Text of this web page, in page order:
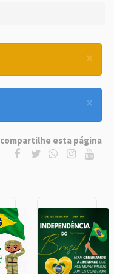
×
×
compartilhe esta página